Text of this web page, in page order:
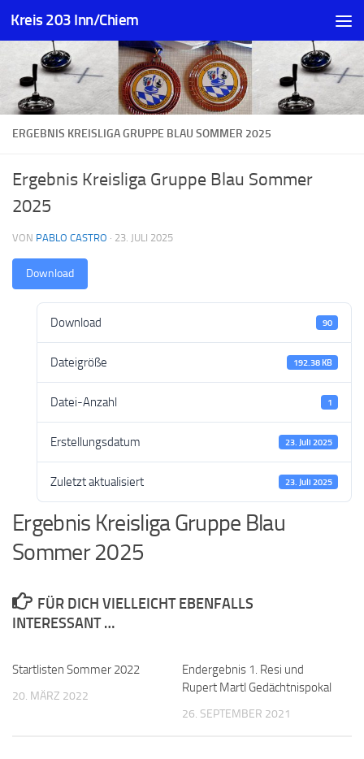
Zum Inhalt springen
Kreis 203 Inn/Chiem
ERGEBNIS KREISLIGA GRUPPE BLAU SOMMER 2025
Ergebnis Kreisliga Gruppe Blau Sommer
2025
VON PABLO CASTRO · 23. JULI 2025
Download
Download 90
Dateigröße 192.38 KB
Datei-Anzahl 1
Erstellungsdatum 23. Juli 2025
Zuletzt aktualisiert 23. Juli 2025
Ergebnis Kreisliga Gruppe Blau
Sommer 2025
FÜR DICH VIELLEICHT EBENFALLS
INTERESSANT …
Startlisten Sommer 2022
20. MÄRZ 2022
Endergebnis 1. Resi und
Rupert Martl Gedächtnispokal
26. SEPTEMBER 2021